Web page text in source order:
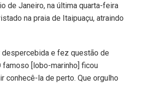
de Janeiro, na última quarta-feira
na praia de Itaipuaçu, atraindo
despercebida e fez questão de
famoso [lobo-marinho] ficou
conhecê-la de perto. Que orgulho